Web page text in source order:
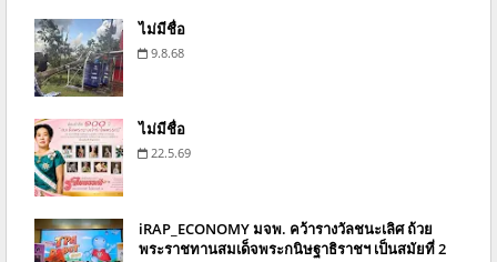
ไม่มีชื่อ
9.8.68
ไม่มีชื่อ
22.5.69
iRAP_ECONOMY มจพ. คว้ารางวัลชนะเลิศ ถ้วย
พระราชทานสมเด็จพระกนิษฐาธิราชฯ เป็นสมัยที่ 2